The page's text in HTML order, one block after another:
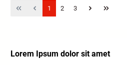
Page
1 Page
2 Page
3
Lorem Ipsum dolor sit amet